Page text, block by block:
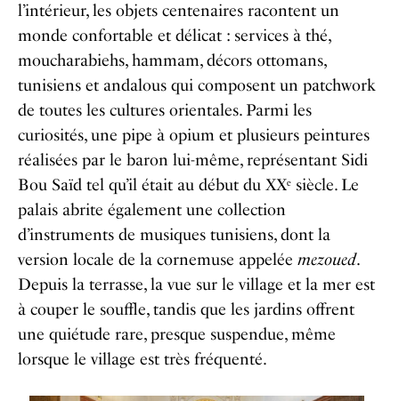
l’intérieur, les objets centenaires racontent un
monde confortable et délicat : services à thé,
moucharabiehs, hammam, décors ottomans,
tunisiens et andalous qui composent un patchwork
de toutes les cultures orientales. Parmi les
curiosités, une pipe à opium et plusieurs peintures
réalisées par le baron lui-même, représentant Sidi
Bou Saïd tel qu’il était au début du XXᵉ siècle. Le
palais abrite également une collection
d’instruments de musiques tunisiens, dont la
version locale de la cornemuse appelée mezoued.
Depuis la terrasse, la vue sur le village et la mer est
à couper le souffle, tandis que les jardins offrent
une quiétude rare, presque suspendue, même
lorsque le village est très fréquenté.